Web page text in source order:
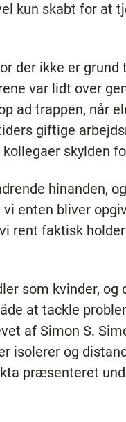
kun skabt for at
der ikke er grund
var lidt over
ad trappen, når
giftige
skylden
hinanden,
enten bliver
rent faktisk
som kvinder, og
at tackle
af Simon S.
isolerer og
præsenteret